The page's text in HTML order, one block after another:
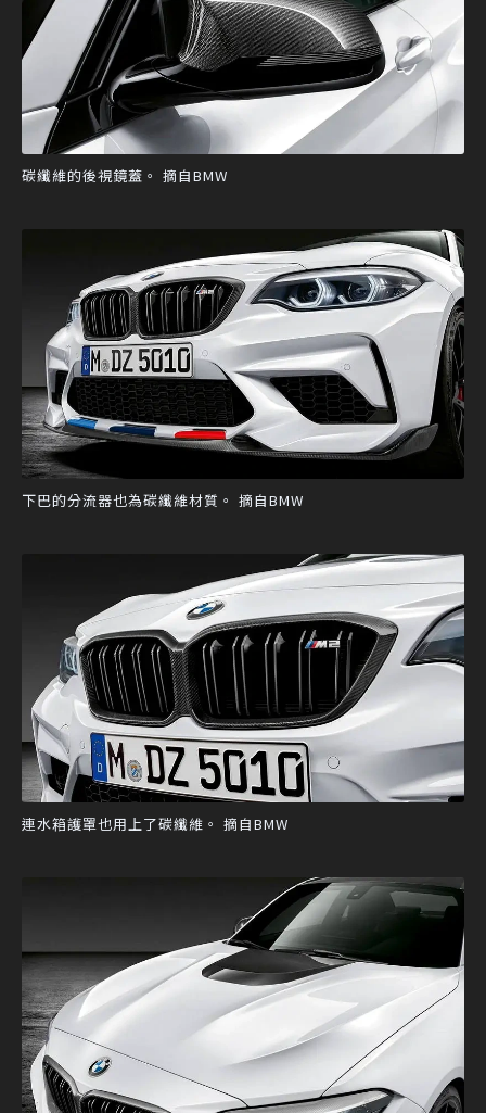
碳纖維的後視鏡蓋。 摘自BMW
下巴的分流器也為碳纖維材質。 摘自BMW
連水箱護罩也用上了碳纖維。 摘自BMW